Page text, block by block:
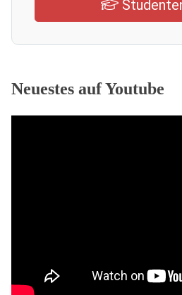
Neuestes auf Youtube